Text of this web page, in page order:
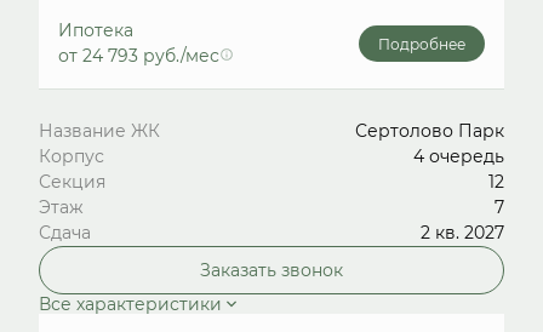
Ипотека
от 24 793 руб./мес
Подробнее
Название ЖК
Сертолово Парк
Корпус
4 очередь
Секция
12
Этаж
7
Сдача
2 кв. 2027
Заказать звонок
Все характеристики